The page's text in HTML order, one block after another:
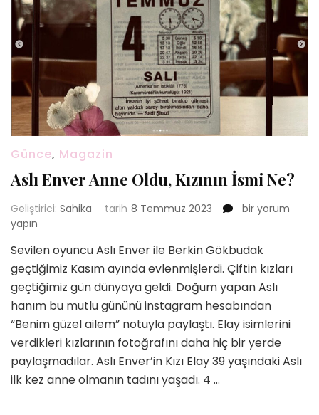
Günce, Magazin
Aslı Enver Anne Oldu, Kızının İsmi Ne?
Geliştirici: Sahika tarih 8 Temmuz 2023
Aslı
Oldu,
Kızının
İsmi
için
bir yorum
yapın
Sevilen oyuncu Aslı Enver ile Berkin Gökbudak
geçtiğimiz Kasım ayında evlenmişlerdi. Çiftin kızları
geçtiğimiz gün dünyaya geldi. Doğum yapan Aslı
hanım bu mutlu gününü instagram hesabından
“Benim güzel ailem” notuyla paylaştı. Elay isimlerini
verdikleri kızlarının fotoğrafını daha hiç bir yerde
paylaşmadılar. Aslı Enver’in Kızı Elay 39 yaşındaki Aslı
ilk kez anne olmanın tadını yaşadı. 4 …